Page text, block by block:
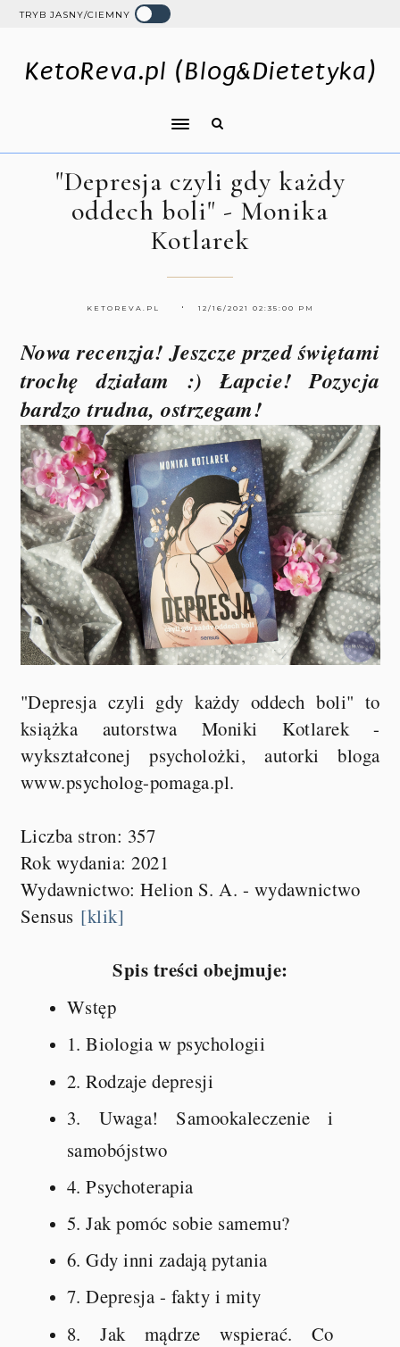
TRYB JASNY/CIEMNY
KetoReva.pl (Blog&Dietetyka)
"Depresja czyli gdy każdy
oddech boli" - Monika
Kotlarek
KETOREVA.PL 12/16/2021 02:35:00 PM
Nowa recenzja! Jeszcze przed świętami
trochę działam :) Łapcie! Pozycja
bardzo trudna, ostrzegam!
"Depresja czyli gdy każdy oddech boli" to
książka autorstwa Moniki Kotlarek -
wykształconej psycholożki, autorki bloga
www.psycholog-pomaga.pl.
Liczba stron: 357
Rok wydania: 2021
Wydawnictwo: Helion S. A. - wydawnictwo
Sensus [klik]
Spis treści obejmuje:
Wstęp
1. Biologia w psychologii
2. Rodzaje depresji
3. Uwaga! Samookaleczenie i
samobójstwo
4. Psychoterapia
5. Jak pomóc sobie samemu?
6. Gdy inni zadają pytania
7. Depresja - fakty i mity
8. Jak mądrze wspierać. Co